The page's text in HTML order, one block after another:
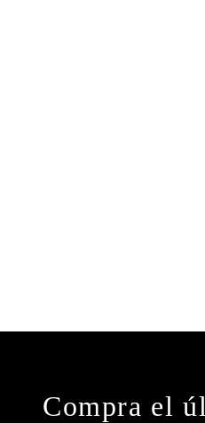
Compra el